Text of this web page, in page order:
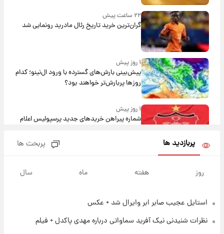
۲۲ ساعت پیش
گران‌ترین خرید تاریخ رئال مادرید رونمایی شد
۱ روز پیش
پیش‌بینی بارش‌های گسترده با ورود ال‌نینو؛ کدام
روزها پربارش‌تر خواهند بود؟
۱ روز پیش
شماره پیراهن خریدهای جدید پرسپولیس اعلام
شد+فیلم
۱ روز پیش
امروز پنجشنبه ۱۵ مرداد ۱۴۰۵ +جدول
پربازدید ها پربحث ها
روز هفته ماه سال
استایل عجیب صابر ابر وایرال شد + عکس
نظرات شنیدنی نیک آفرید سماواتی درباره مهدی پاکدل + فیلم